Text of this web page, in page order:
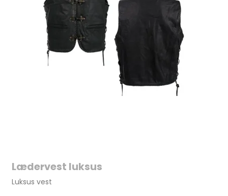
Lædervest luksus
Luksus vest